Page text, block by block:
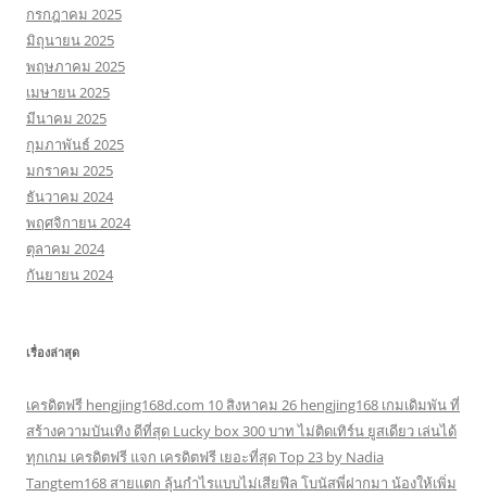
กรกฎาคม 2025
มิถุนายน 2025
พฤษภาคม 2025
เมษายน 2025
มีนาคม 2025
กุมภาพันธ์ 2025
มกราคม 2025
ธันวาคม 2024
พฤศจิกายน 2024
ตุลาคม 2024
กันยายน 2024
เรื่องล่าสุด
เครดิตฟรี hengjing168d.com 10 สิงหาคม 26 hengjing168 เกมเดิมพัน ที่
สร้างความบันเทิง ดีที่สุด Lucky box 300 บาท ไม่ติดเทิร์น ยูสเดียว เล่นได้
ทุกเกม เครดิตฟรี แจก เครดิตฟรี เยอะที่สุด Top 23 by Nadia
Tangtem168 สายแตก ลุ้นกำไรแบบไม่เสียฟีล โบนัสพี่ฝากมา น้องให้เพิ่ม